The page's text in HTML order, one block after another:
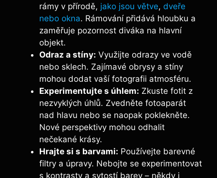
rámy v přírodě, jako jsou větve, dveře
nebo okna. Rámování přidává hloubku a
zaměřuje pozornost diváka na hlavní
objekt.
Odraz a stíny: Využijte odrazy ve vodě
nebo sklech. Zajímavé obrysy a stíny
mohou dodat vaší fotografii atmosféru.
Experimentujte s úhlem: Zkuste fotit z
nezvyklých úhlů. Zvedněte fotoaparát
nad hlavu nebo se naopak poklekněte.
Nové perspektivy mohou odhalit
nečekané krásy.
Hrajte si s barvami: Používejte barevné
filtry a úpravy. Nebojte se experimentovat
s kontrasty a sytostí barev – někdy i